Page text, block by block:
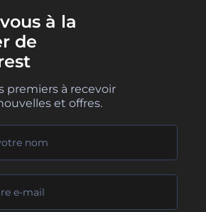
à la
de
premiers à recevoir
et offres.